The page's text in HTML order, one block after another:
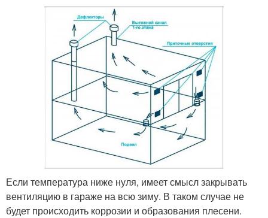
Если температура ниже нуля, имеет смысл закрывать
вентиляцию в гараже на всю зиму. В таком случае не
будет происходить коррозии и образования плесени.